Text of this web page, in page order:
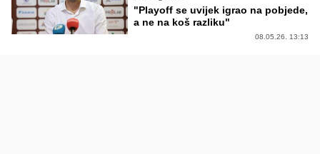
"Playoff se uvijek igrao na pobjede,
a ne na koš razliku"
08.05.26. 13:13